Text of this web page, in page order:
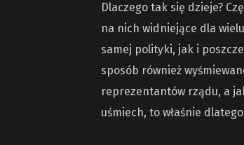
Dlaczego tak się dzieje?
na nich widniejące dla
samej polityki, jak i
sposób również
reprezentantów rządu, a
uśmiech, to właśnie